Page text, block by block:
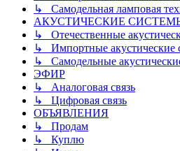
↳ Самодельная ламповая
АКУСТИЧЕСКИЕ
↳ Отечественные
↳ Импортные акустические
↳ Самодельные
ЭФИР
↳ Аналоговая связь
↳ Цифровая связь
ОБЪЯВЛЕНИЯ
↳ Продам
↳ Куплю